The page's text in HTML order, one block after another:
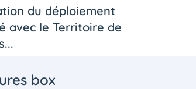
du déploiement
avec le Territoire de
box